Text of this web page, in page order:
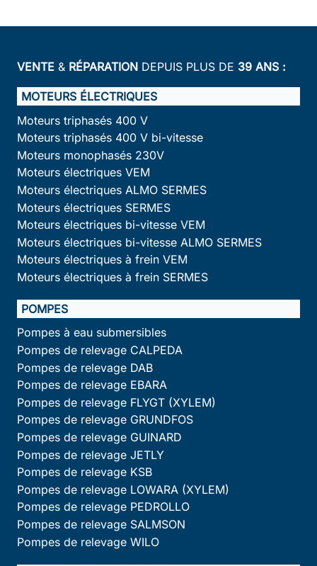
VENTE & RÉPARATION DEPUIS PLUS DE 39 ANS :
MOTEURS ÉLECTRIQUES
Moteurs triphasés 400 V
Moteurs triphasés 400 V bi-vitesse
Moteurs monophasés 230V
Moteurs électriques VEM
Moteurs électriques ALMO SERMES
Moteurs électriques SERMES
Moteurs électriques bi-vitesse VEM
Moteurs électriques bi-vitesse ALMO SERMES
Moteurs électriques à frein VEM
Moteurs électriques à frein SERMES
POMPES
Pompes à eau submersibles
Pompes de relevage CALPEDA
Pompes de relevage DAB
Pompes de relevage EBARA
Pompes de relevage FLYGT (XYLEM)
Pompes de relevage GRUNDFOS
Pompes de relevage GUINARD
Pompes de relevage JETLY
Pompes de relevage KSB
Pompes de relevage LOWARA (XYLEM)
Pompes de relevage PEDROLLO
Pompes de relevage SALMSON
Pompes de relevage WILO